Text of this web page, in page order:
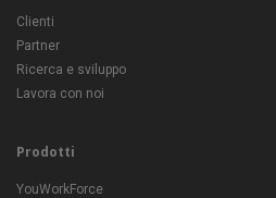
Clienti
Partner
Ricerca e sviluppo
Lavora con noi
Prodotti
YouWorkForce